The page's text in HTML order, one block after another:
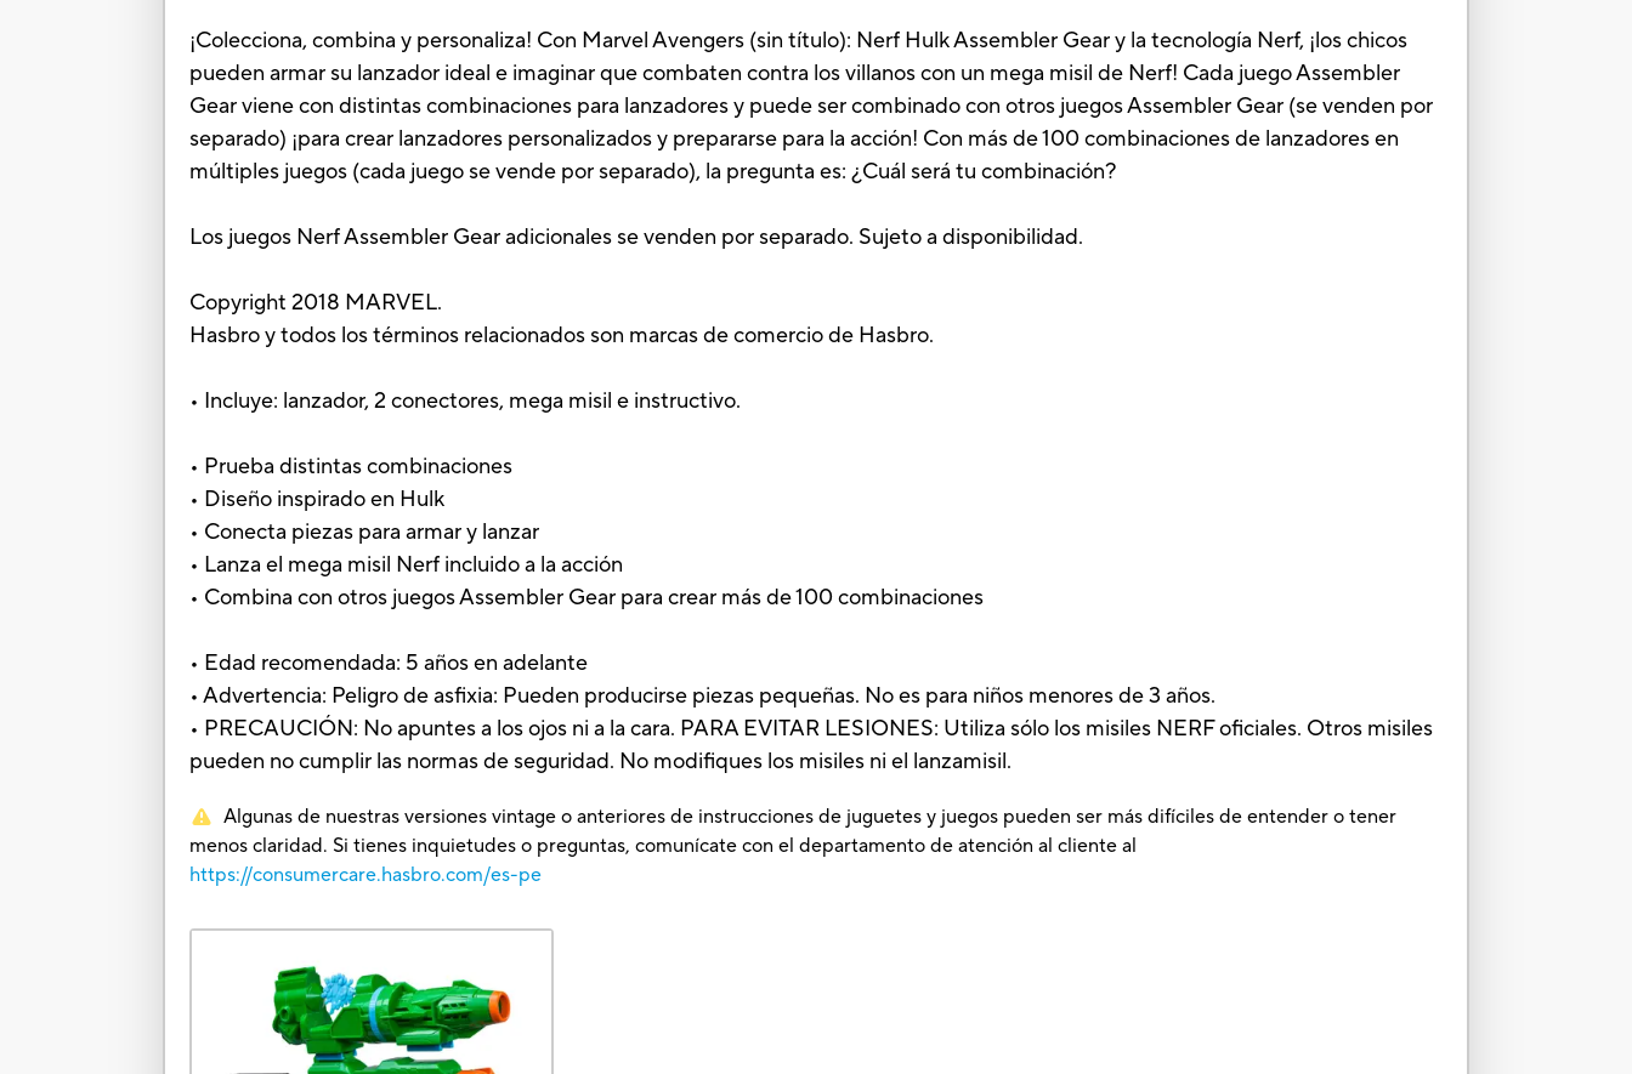
¡Colecciona, combina y personaliza! Con Marvel Avengers (sin título): Nerf Hulk Assembler Gear y la tecnología Nerf, ¡los chicos
pueden armar su lanzador ideal e imaginar que combaten contra los villanos con un mega misil de Nerf! Cada juego Assembler
Gear viene con distintas combinaciones para lanzadores y puede ser combinado con otros juegos Assembler Gear (se venden por
separado) ¡para crear lanzadores personalizados y prepararse para la acción! Con más de 100 combinaciones de lanzadores en
múltiples juegos (cada juego se vende por separado), la pregunta es: ¿Cuál será tu combinación?
Los juegos Nerf Assembler Gear adicionales se venden por separado. Sujeto a disponibilidad.
Copyright 2018 MARVEL.
Hasbro y todos los términos relacionados son marcas de comercio de Hasbro.
• Incluye: lanzador, 2 conectores, mega misil e instructivo.
• Prueba distintas combinaciones
• Diseño inspirado en Hulk
• Conecta piezas para armar y lanzar
• Lanza el mega misil Nerf incluido a la acción
• Combina con otros juegos Assembler Gear para crear más de 100 combinaciones
• Edad recomendada: 5 años en adelante
• Advertencia: Peligro de asfixia: Pueden producirse piezas pequeñas. No es para niños menores de 3 años.
• PRECAUCIÓN: No apuntes a los ojos ni a la cara. PARA EVITAR LESIONES: Utiliza sólo los misiles NERF oficiales. Otros misiles
pueden no cumplir las normas de seguridad. No modifiques los misiles ni el lanzamisil.
Algunas de nuestras versiones vintage o anteriores de instrucciones de juguetes y juegos pueden ser más difíciles de entender o tener
menos claridad. Si tienes inquietudes o preguntas, comunícate con el departamento de atención al cliente al
https://consumercare.hasbro.com/es-pe